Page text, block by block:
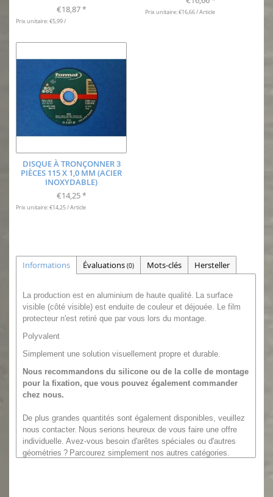
€18,87 *
Prix unitaire: €5,99 /
Prix unitaire: €16,66 / Article
DISQUE À TRONÇONNER 3
PIÈCES 115 X 1,0 MM (ACIER
INOXYDABLE)
€14,25 *
Prix unitaire: €14,25 / Article
Informations Évaluations (0) Mots-clés Hersteller
La production est en aluminium de haute qualité.
La surface
visible (côté visible) est enduite de couleur et déjouée. Le film
protecteur n'est retiré que par vous lors du montage.
Polyvalent
Simplement une solution visuellement propre et durable.
Nous recommandons du silicone ou de la colle de montage
pour la fixation, que vous pouvez également commander
chez nous.
De plus grandes quantités sont également disponibles, veuillez
nous contacter. Nous serions heureux de vous faire une offre
individuelle. Avez-vous besoin d'arêtes spéciales ou d'autres
géométries ? Parcourez simplement nos autres catégories.